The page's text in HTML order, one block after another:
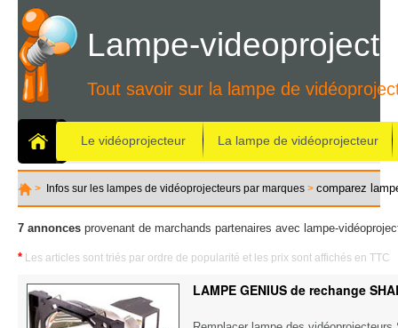
Lampe-
Tout savoir sur la lampe de
Le vidéoprojecteur La lampe de vidéoprojecteur
> Infos sur les lampes de vidéoprojecteurs par marques > comparez
7 annonces provenant de marchands partenaires avec lampe-
* Les articles sont triés par ordre de popularité et les prix sont affichés en TTC
LAMPE GENIUS de rechange